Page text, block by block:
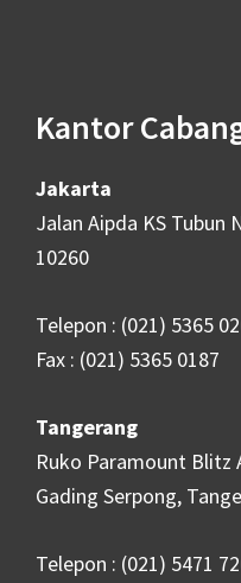
Kantor
Jakarta
Jalan Aipda KS Tubun
10260
Telepon : (021) 5365
Fax : (021) 5365 0187
Tangerang
Ruko Paramount Blitz
Gading Serpong,
Telepon : (021) 5471